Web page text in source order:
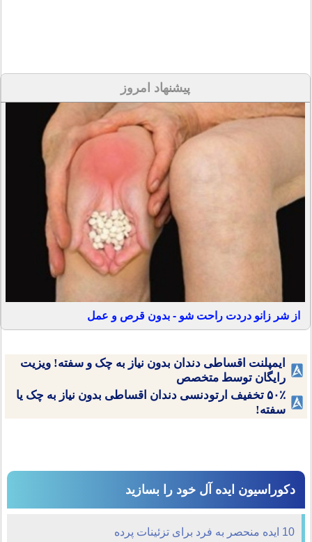
پیشنهاد امروز
از شر زانو دردت راحت شو - بدون قرص و عمل
ایمپلنت اقساطی دندان بدون نیاز به چک و سفته! ویزیت
رایگان توسط متخصص
۵۰٪ تخفیف ارتودنسی دندان اقساطی بدون نیاز به چک یا
سفته!
دکوراسیون ایده آل خود را بسازید
10 ایده منحصر به فرد برای تزئینات پرده